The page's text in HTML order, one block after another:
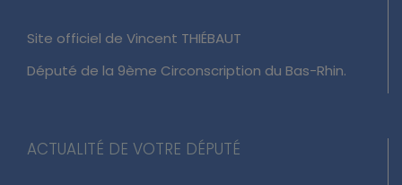
Site officiel de Vincent THIÉBAUT
Député de la 9ème Circonscription du Bas-Rhin.
ACTUALITÉ DE VOTRE DÉPUTÉ